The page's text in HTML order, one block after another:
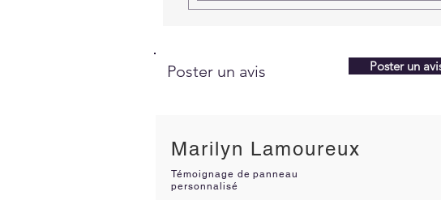
Poster un avis Poster un
Marilyn Lamoureux
Témoignage de panneau
personnalisé